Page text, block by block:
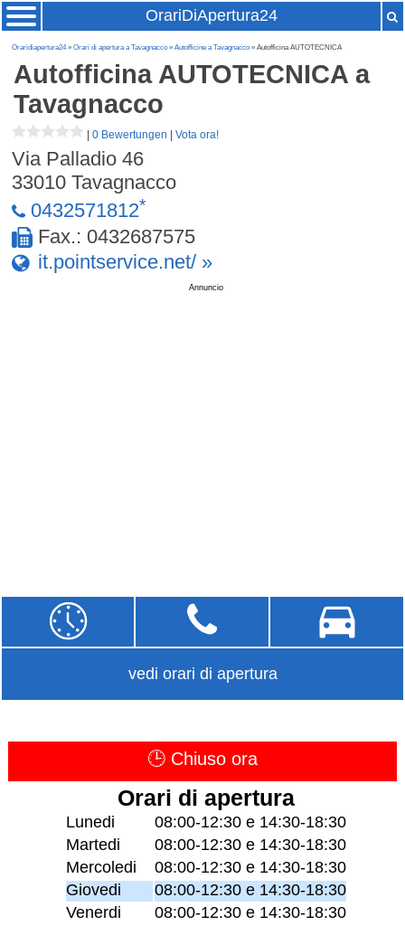
OrariDiApertura24
Oraridiapertura24»Orari di apertura a Tavagnacco »Autofficine a Tavagnacco » Autofficina AUTOTECNICA
Autofficina AUTOTECNICA a
Tavagnacco
|0 Bewertungen |Vota ora!
Via Palladio 46
33010 Tavagnacco
0432571812*
Fax.: 0432687575
it.pointservice.net/ »
Annuncio
vedi orari di apertura
🕒 Chiuso ora
Orari di apertura
Lunedi
08:00-12:30 e 14:30-18:30
Martedi
08:00-12:30 e 14:30-18:30
Mercoledi
08:00-12:30 e 14:30-18:30
Giovedi
08:00-12:30 e 14:30-18:30
Venerdi
08:00-12:30 e 14:30-18:30